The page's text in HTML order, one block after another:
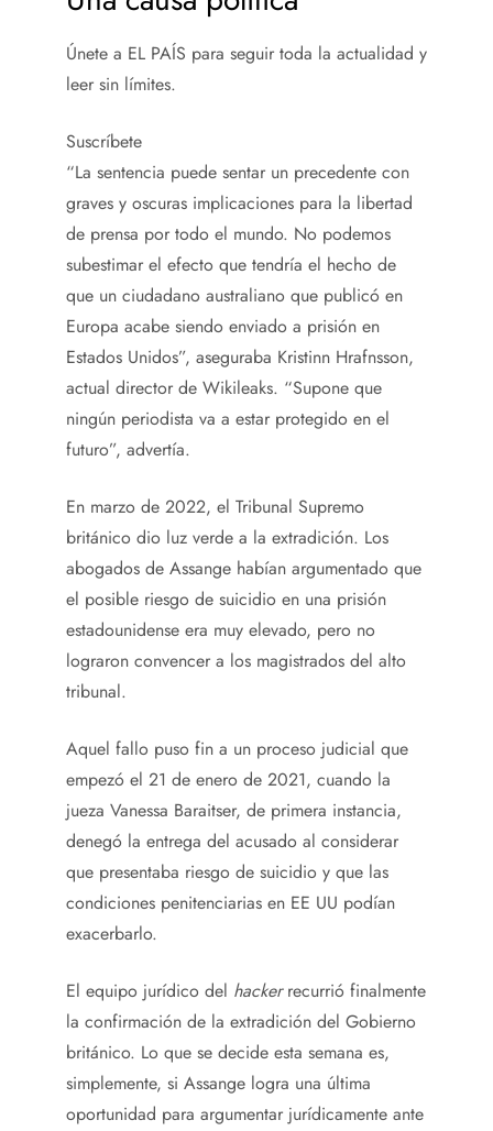
Únete a EL PAÍS para seguir toda la actualidad y
leer sin límites.
Suscríbete
“La sentencia puede sentar un precedente con
graves y oscuras implicaciones para la libertad
de prensa por todo el mundo. No podemos
subestimar el efecto que tendría el hecho de
que un ciudadano australiano que publicó en
Europa acabe siendo enviado a prisión en
Estados Unidos”, aseguraba Kristinn Hrafnsson,
actual director de Wikileaks. “Supone que
ningún periodista va a estar protegido en el
futuro”, advertía.
En marzo de 2022, el Tribunal Supremo
británico dio luz verde a la extradición. Los
abogados de Assange habían argumentado que
el posible riesgo de suicidio en una prisión
estadounidense era muy elevado, pero no
lograron convencer a los magistrados del alto
tribunal.
Aquel fallo puso fin a un proceso judicial que
empezó el 21 de enero de 2021, cuando la
jueza Vanessa Baraitser, de primera instancia,
denegó la entrega del acusado al considerar
que presentaba riesgo de suicidio y que las
condiciones penitenciarias en EE UU podían
exacerbarlo.
El equipo jurídico del hackerrecurrió finalmente
la confirmación de la extradición del Gobierno
británico. Lo que se decide esta semana es,
simplemente, si Assange logra una última
oportunidad para argumentar jurídicamente ante